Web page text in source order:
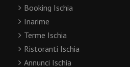
Booking Ischia
Inarime
Terme Ischia
Ristoranti Ischia
Annunci Ischia